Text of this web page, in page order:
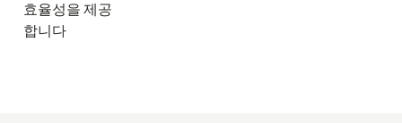
효율성을 제공
합니다